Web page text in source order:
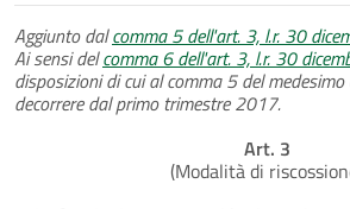
Aggiunto dalcomma 5 dell'art. 3, l.r. 30
Ai sensi delcomma 6 dell'art. 3, l.r. 30
disposizioni di cui al comma 5 del
decorrere dal primo trimestre 2017.
Art. 3
(Modalità di